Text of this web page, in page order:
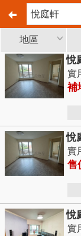
地區
悅
實
補
悅
實
售
悅
實